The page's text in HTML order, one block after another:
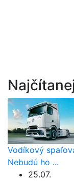
Vodíkový
Nebudú ho ...
25.07.